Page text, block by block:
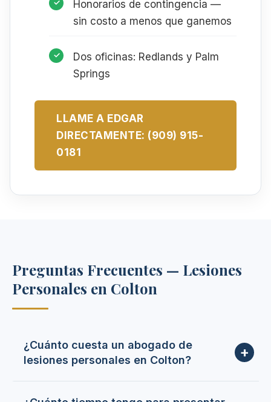
Honorarios de contingencia —
sin costo a menos que ganemos
Dos oficinas: Redlands y Palm
Springs
LLAME A EDGAR
DIRECTAMENTE: (909) 915-
0181
Preguntas Frecuentes — Lesiones
Personales en Colton
¿Cuánto cuesta un abogado de
lesiones personales en Colton?